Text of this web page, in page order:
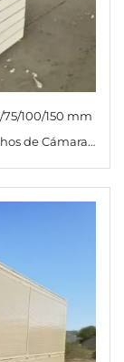
100/150 mm
de Cámaras